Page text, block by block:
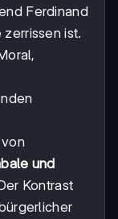
Ferdinand
ist.
und
Kontrast